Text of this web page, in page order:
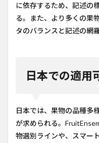
に依存するため、記述の
る。また、より多くの果
タのバランスと記述の網
日本での適用
日本では、果物の品種多
が求められる。
物選別ラインや、スマー